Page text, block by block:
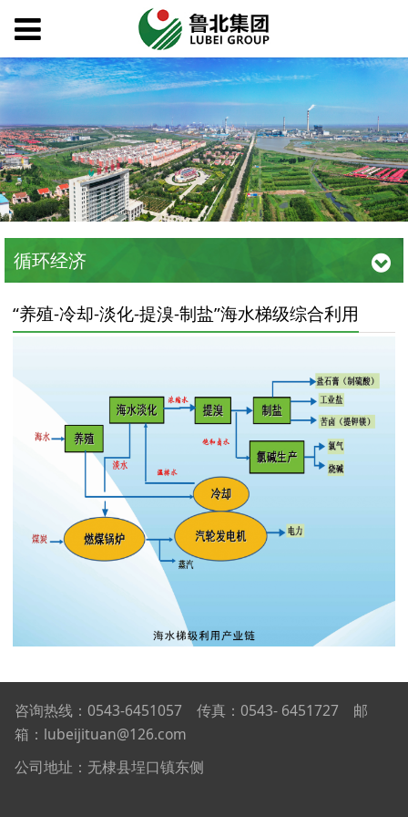
循环经济
“养殖-冷却-淡化-提溴-制盐”海水梯级综合利用
咨询热线：0543-6451057 传真：0543- 6451727 邮
箱：lubeijituan@126.com
公司地址：无棣县埕口镇东侧